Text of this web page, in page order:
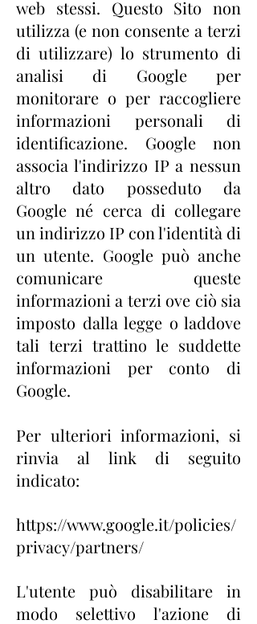
web stessi. Questo Sito non
utilizza (e non consente a terzi
di utilizzare) lo strumento di
analisi di Google per
monitorare o per raccogliere
informazioni personali di
identificazione. Google non
associa l'indirizzo IP a nessun
altro dato posseduto da
Google né cerca di collegare
un indirizzo IP con l'identità di
un utente. Google può anche
comunicare queste
informazioni a terzi ove ciò sia
imposto dalla legge o laddove
tali terzi trattino le suddette
informazioni per conto di
Google.
Per ulteriori informazioni, si
rinvia al link di seguito
indicato:
https://www.google.it/policies/
privacy/partners/
L'utente può disabilitare in
modo selettivo l'azione di